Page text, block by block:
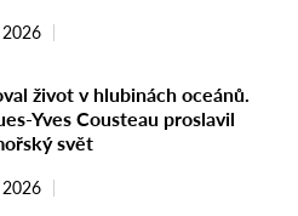
2026
život v hlubinách oceánů.
Yves Cousteau proslavil
svět
2026